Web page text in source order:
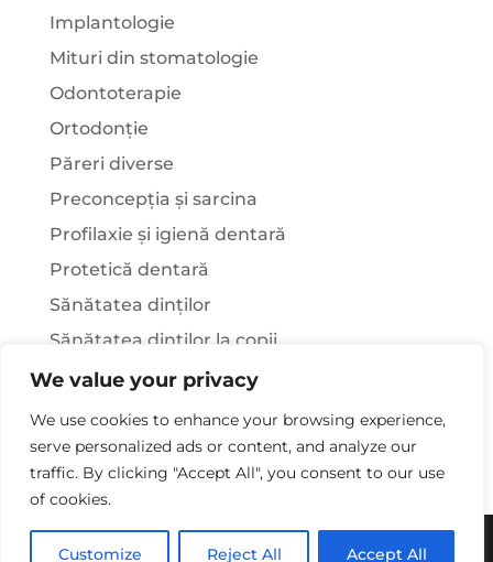
We value your privacy
We use cookies to enhance your browsing experience,
serve personalized ads or content, and analyze our
traffic. By clicking "Accept All", you consent to our use
of cookies.
Customize Reject All Accept All
Implantologie
Mituri din stomatologie
Odontoterapie
Ortodonție
Păreri diverse
Preconcepția și sarcina
Profilaxie și igienă dentară
Protetică dentară
Sănătatea dinților
Sănătatea dinților la copii
Știați că…?
Tratamentul stomatologic la pacienții cu
afecțiuni sistemice
Copywriting© 2025 - Clinica Stomatologica Dr.